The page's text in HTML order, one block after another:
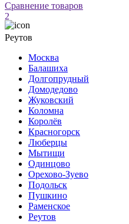
Сравнение товаров
2
Реутов
Москва
Балашиха
Долгопрудный
Домодедово
Жуковский
Коломна
Королёв
Красногорск
Люберцы
Мытищи
Одинцово
Орехово-Зуево
Подольск
Пушкино
Раменское
Реутов